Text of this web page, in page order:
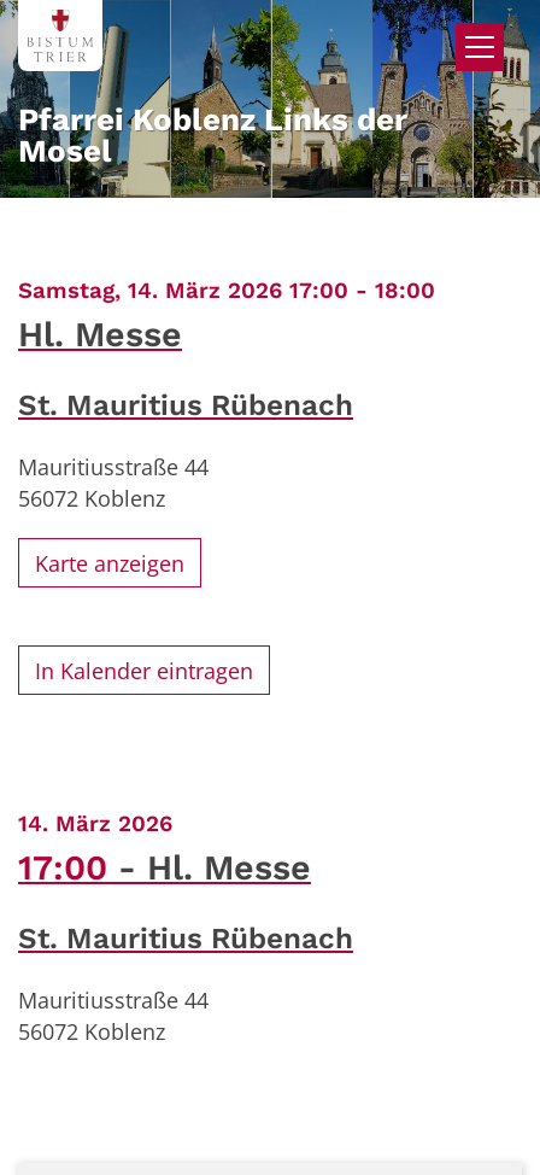
Zum Inhalt springen
Pfarrei Koblenz Links der
Mosel
Samstag, 14. März 2026 17:00 - 18:00
Hl. Messe
St. Mauritius Rübenach
Mauritiusstraße 44
56072 Koblenz
Karte anzeigen
In Kalender eintragen
14. März 2026:
17:00 Hl. Messe
St. Mauritius Rübenach
Mauritiusstraße 44
56072 Koblenz